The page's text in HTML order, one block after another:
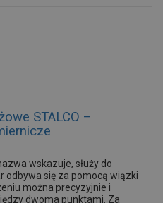
STALCO –
wskazuje, służy do
odbywa się za pomocą wiązki
można precyzyjnie i
dwoma punktami. Za